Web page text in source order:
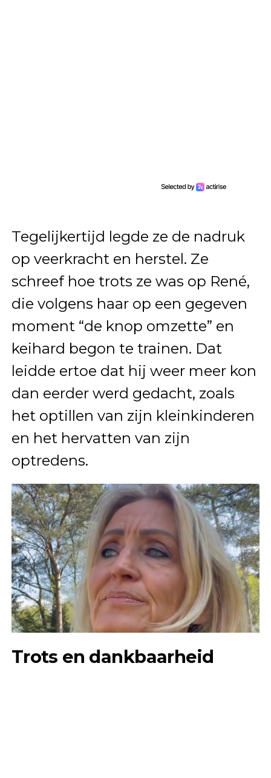
Tegelijkertijd legde ze de nadruk
op veerkracht en herstel. Ze
schreef hoe trots ze was op René,
die volgens haar op een gegeven
moment “de knop omzette” en
keihard begon te trainen. Dat
leidde ertoe dat hij weer meer kon
dan eerder werd gedacht, zoals
het optillen van zijn kleinkinderen
en het hervatten van zijn
optredens.
Trots en dankbaarheid